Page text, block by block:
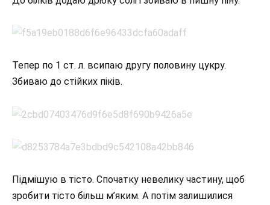
Тепер по 1 ст. л. всипаю другу половину цукру.
Збиваю до стійких піків.
Підмішую в тісто. Спочатку невелику частину, щоб
зробити тісто більш м’яким. А потім залишилися